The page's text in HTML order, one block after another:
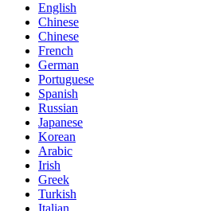
English
Chinese
Chinese
French
German
Portuguese
Spanish
Russian
Japanese
Korean
Arabic
Irish
Greek
Turkish